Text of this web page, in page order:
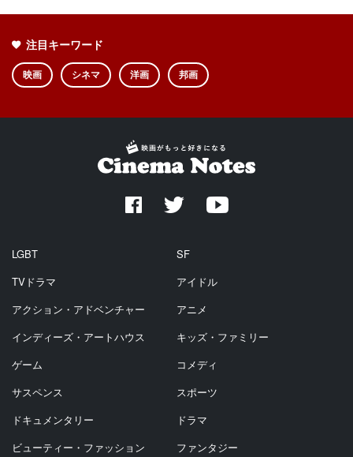
注目キーワード
映画 シネマ 洋画 邦画
LGBT
SF
TVドラマ
アイドル
アクション・アドベンチャー
アニメ
インディーズ・アートハウス
キッズ・ファミリー
ゲーム
コメディ
サスペンス
スポーツ
ドキュメンタリー
ドラマ
ビューティー・ファッション
ファンタジー